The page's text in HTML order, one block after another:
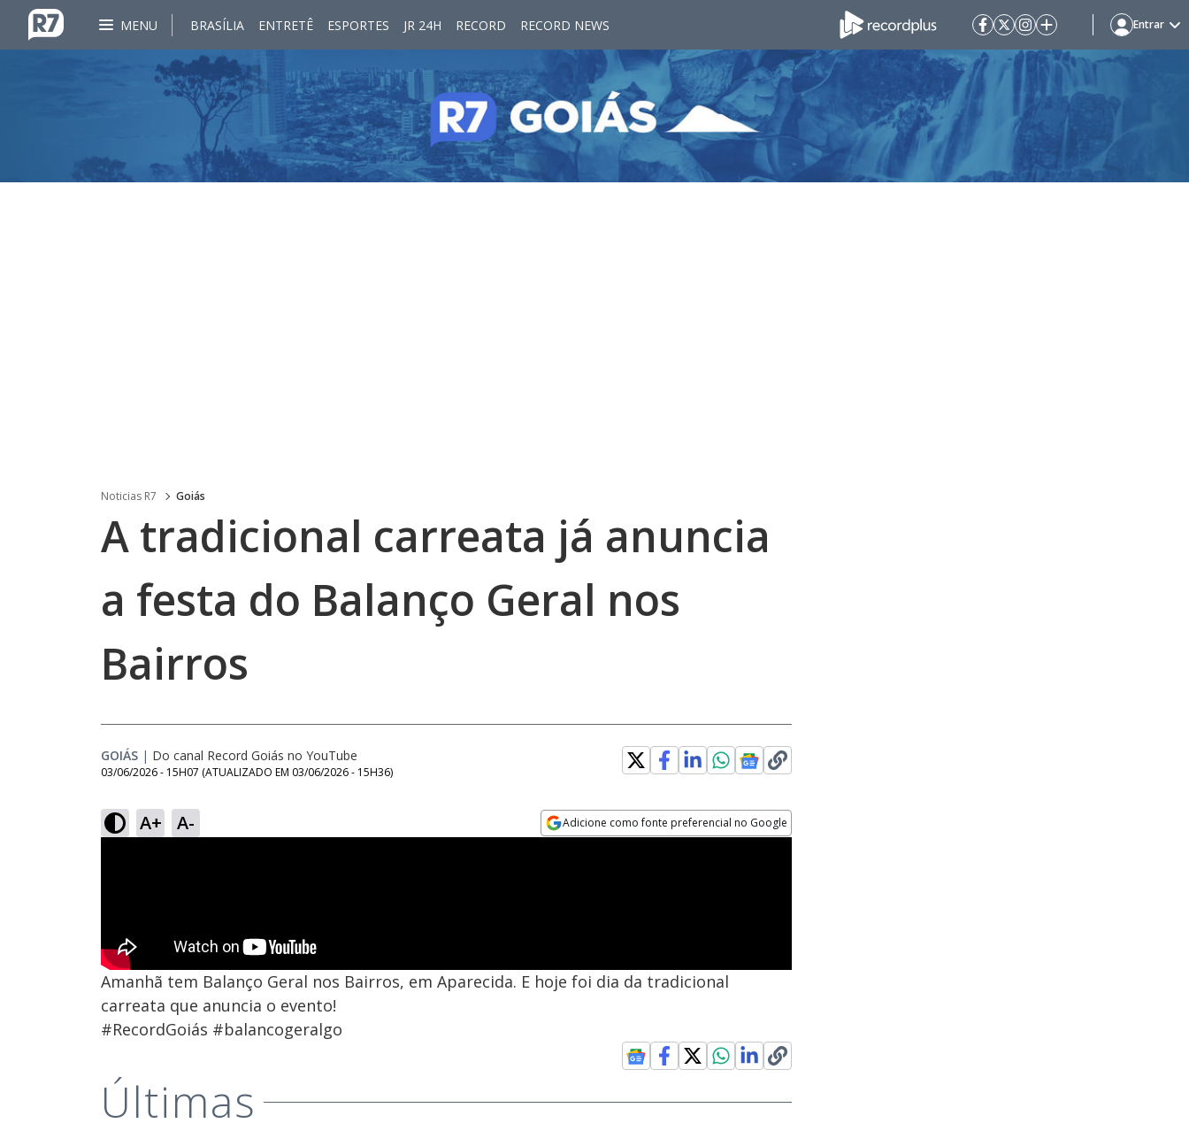
MENU BRASÍLIA ENTRETÊ ESPORTES JR 24H RECORD RECORD NEWS Entrar
Noticias R7 Goiás
A tradicional carreata já anuncia
a festa do Balanço Geral nos
Bairros
GOIÁS | Do canal Record Goiás no YouTube
03/06/2026 - 15H07 (ATUALIZADO EM 03/06/2026 - 15H36)
A+ A- Adicione como fonte preferencial no Google
Amanhã tem Balanço Geral nos Bairros, em Aparecida. E hoje foi dia da tradicional
carreata que anuncia o evento!
#RecordGoiás #balancogeralgo
Últimas